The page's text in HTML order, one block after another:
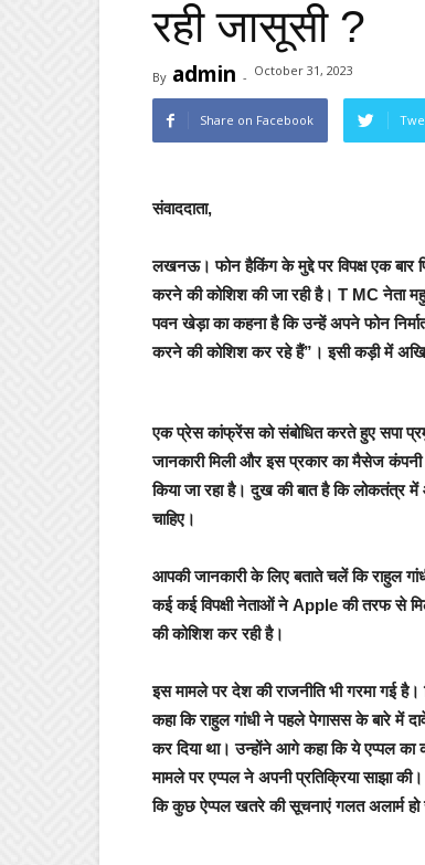
रही जासूसी ?
By admin - October 31, 2023
Share on Facebook
संवाददाता,
लखनऊ।फोन हैकिंग के मुद्दे पर विपक्ष एक
करने की कोशिश की जा रही है। T MC नेता
पवन खेड़ा का कहना है कि उन्हें अपने फोन
करने की कोशिश कर रहे हैं”। इसी कड़ी में
एक प्रेस कांफ्रेंस को संबोधित करते हुए सपा
जानकारी मिली और इस प्रकार का मैसेज
किया जा रहा है। दुख की बात है कि लोकतंत्र
चाहिए।
आपकी जानकारी के लिए बताते चलें कि राहुल
कई कई विपक्षी नेताओं ने Apple की तरफ से
की कोशिश कर रही है।
इस मामले पर देश की राजनीति भी गरमा गई है।
कहा कि राहुल गांधी ने पहले पेगासस के बारे में
कर दिया था। उन्होंने आगे कहा कि ये एप्पल का
मामले पर एप्पल ने अपनी प्रतिक्रिया साझा
कि कुछ ऐप्पल खतरे की सूचनाएं गलत अलार्म हो